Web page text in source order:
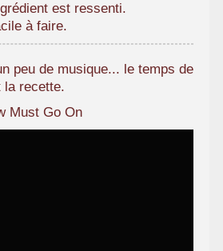
est ressenti.
à faire.
peu de musique... le temps de
la recette.
Must Go On